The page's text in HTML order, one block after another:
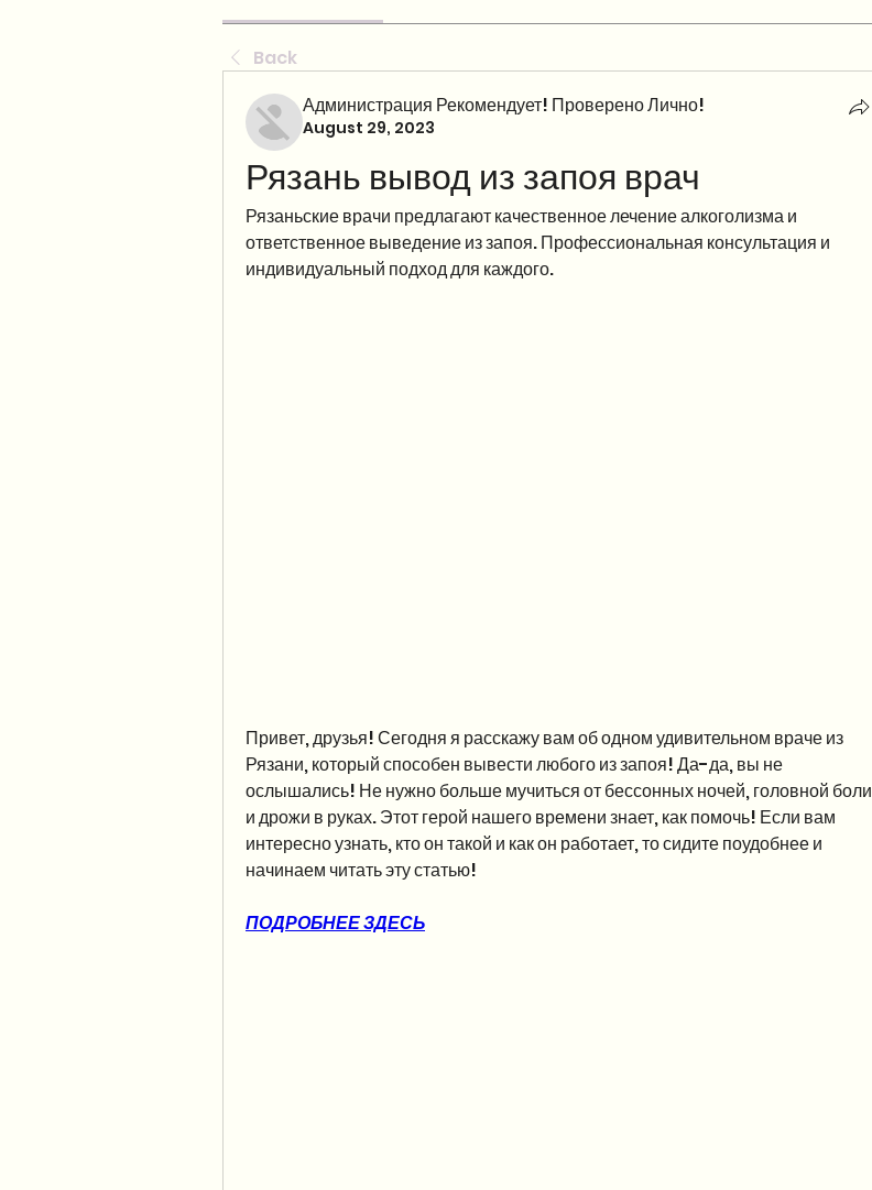
Back
Администрация Рекомендует! Проверено Лично!
August 29, 2023
Рязань вывод из запоя врач
Рязаньские врачи предлагают качественное лечение алкоголизма и
ответственное выведение из запоя. Профессиональная консультация и
индивидуальный подход для каждого.
Привет, друзья! Сегодня я расскажу вам об одном удивительном враче из
Рязани, который способен вывести любого из запоя! Да-да, вы не
ослышались! Не нужно больше мучиться от бессонных ночей, головной боли
и дрожи в руках. Этот герой нашего времени знает, как помочь! Если вам
интересно узнать, кто он такой и как он работает, то сидите поудобнее и
начинаем читать эту статью!
ПОДРОБНЕЕ ЗДЕСЬ